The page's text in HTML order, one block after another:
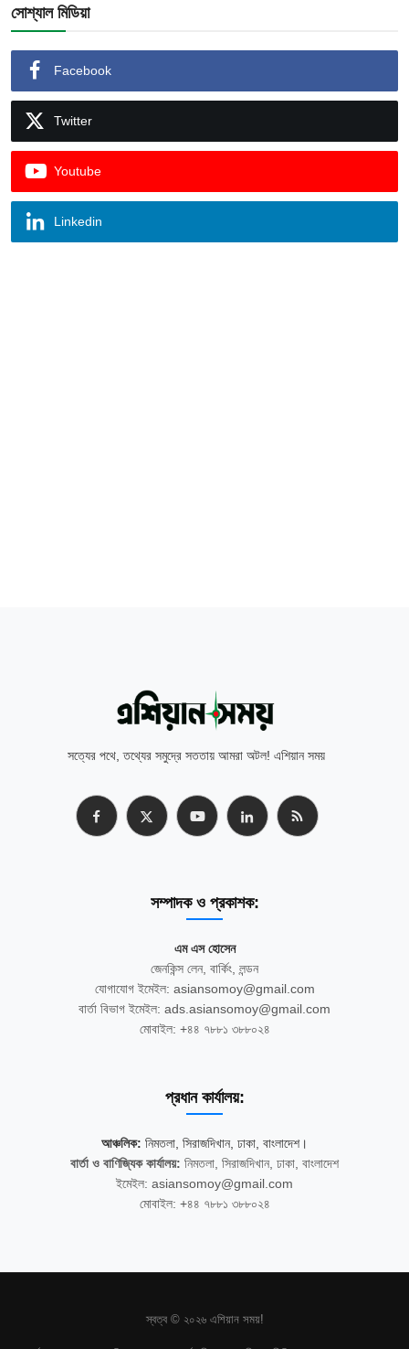
সোশ্যাল মিডিয়া
Facebook
Twitter
Youtube
Linkedin
সত্যের পথে, তথ্যের সমুদ্রে সততায় আমরা অটল! এশিয়ান সময়
সম্পাদক ও প্রকাশক:
এম এস হোসেন
জেনকিন্স লেন, বার্কিং, লন্ডন
যোগাযোগ ইমেইল: asiansomoy@gmail.com
বার্তা বিভাগ ইমেইল: ads.asiansomoy@gmail.com
মোবাইল: +৪৪ ৭৮৮১ ৩৮৮০২৪
প্রধান কার্যালয়:
আঞ্চলিক: নিমতলা, সিরাজদিখান, ঢাকা, বাংলাদেশ।
বার্তা ও বাণিজ্যিক কার্যালয়: নিমতলা, সিরাজদিখান, ঢাকা, বাংলাদেশ
ইমেইল: asiansomoy@gmail.com
মোবাইল: +৪৪ ৭৮৮১ ৩৮৮০২৪
স্বত্ব © ২০২৬ এশিয়ান সময়!